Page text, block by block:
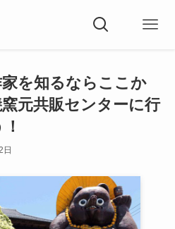
を知るならここか
元共販センターに行
日